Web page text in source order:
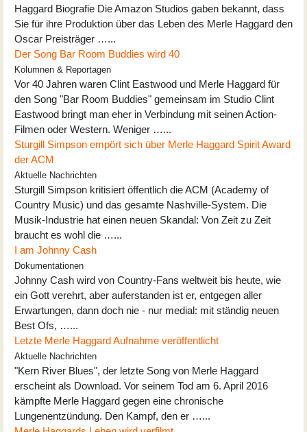
Haggard Biografie Die Amazon Studios gaben bekannt, dass
Sie für ihre Produktion über das Leben des Merle Haggard den
Oscar Preisträger …...
Der Song Bar Room Buddies wird 40
Kolumnen & Reportagen
Vor 40 Jahren waren Clint Eastwood und Merle Haggard für
den Song "Bar Room Buddies" gemeinsam im Studio Clint
Eastwood bringt man eher in Verbindung mit seinen Action-
Filmen oder Western. Weniger …...
Sturgill Simpson empört sich über Merle Haggard Spirit Award
der ACM
Aktuelle Nachrichten
Sturgill Simpson kritisiert öffentlich die ACM (Academy of
Country Music) und das gesamte Nashville-System. Die
Musik-Industrie hat einen neuen Skandal: Von Zeit zu Zeit
braucht es wohl die …...
I am Johnny Cash
Dokumentationen
Johnny Cash wird von Country-Fans weltweit bis heute, wie
ein Gott verehrt, aber auferstanden ist er, entgegen aller
Erwartungen, dann doch nie - nur medial: mit ständig neuen
Best Ofs, …...
Letzte Merle Haggard Aufnahme veröffentlicht
Aktuelle Nachrichten
"Kern River Blues", der letzte Song von Merle Haggard
erscheint als Download. Vor seinem Tod am 6. April 2016
kämpfte Merle Haggard gegen eine chronische
Lungenentzündung. Den Kampf, den er …...